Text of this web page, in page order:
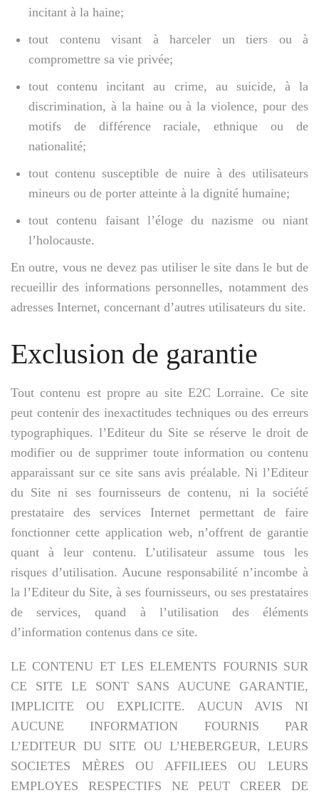
incitant à la haine;
tout contenu visant à harceler un tiers ou à
compromettre sa vie privée;
tout contenu incitant au crime, au suicide, à la
discrimination, à la haine ou à la violence, pour des
motifs de différence raciale, ethnique ou de
nationalité;
tout contenu susceptible de nuire à des utilisateurs
mineurs ou de porter atteinte à la dignité humaine;
tout contenu faisant l’éloge du nazisme ou niant
l’holocauste.
En outre, vous ne devez pas utiliser le site dans le but de
recueillir des informations personnelles, notamment des
adresses Internet, concernant d’autres utilisateurs du site.
Exclusion de garantie
Tout contenu est propre au site E2C Lorraine. Ce site
peut contenir des inexactitudes techniques ou des erreurs
typographiques. l’Editeur du Site se réserve le droit de
modifier ou de supprimer toute information ou contenu
apparaissant sur ce site sans avis préalable. Ni l’Editeur
du Site ni ses fournisseurs de contenu, ni la société
prestataire des services Internet permettant de faire
fonctionner cette application web, n’offrent de garantie
quant à leur contenu. L’utilisateur assume tous les
risques d’utilisation. Aucune responsabilité n’incombe à
la l’Editeur du Site, à ses fournisseurs, ou ses prestataires
de services, quand à l’utilisation des éléments
d’information contenus dans ce site.
LE CONTENU ET LES ELEMENTS FOURNIS SUR
CE SITE LE SONT SANS AUCUNE GARANTIE,
IMPLICITE OU EXPLICITE. AUCUN AVIS NI
AUCUNE INFORMATION FOURNIS PAR
L’EDITEUR DU SITE OU L’HEBERGEUR, LEURS
SOCIETES MÈRES OU AFFILIEES OU LEURS
EMPLOYES RESPECTIFS NE PEUT CREER DE